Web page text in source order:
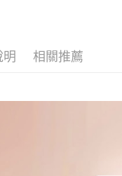
明 相關推薦